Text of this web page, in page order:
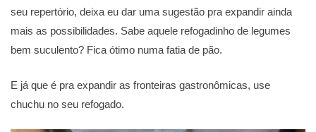
seu repertório, deixa eu dar uma sugestão pra expandir ainda
mais as possibilidades. Sabe aquele refogadinho de legumes
bem suculento? Fica ótimo numa fatia de pão.
E já que é pra expandir as fronteiras gastronômicas, use
chuchu no seu refogado.